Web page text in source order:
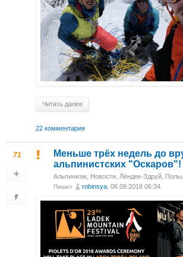
Читать далее
22 комментария
71
Меньше трёх недель до
альпинистских "Оскаров"!
Альпинизм Новости Лёндек-Здруй,
Пишет robinsya , 06.09.2018 06:34